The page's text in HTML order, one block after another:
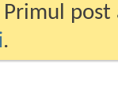
Primul
.